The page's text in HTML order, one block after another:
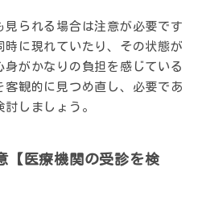
見られる場合は注意が必要です
に現れていたり、その状態が
がかなりの負担を感じている
観的に見つめ直し、必要であ
しましょう。
【医療機関の受診を検